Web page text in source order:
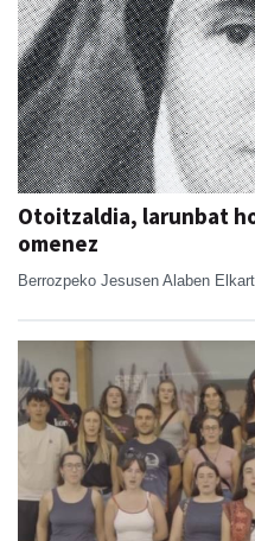
Otoitzaldia, larunbat
omenez
Berrozpeko Jesusen Alaben